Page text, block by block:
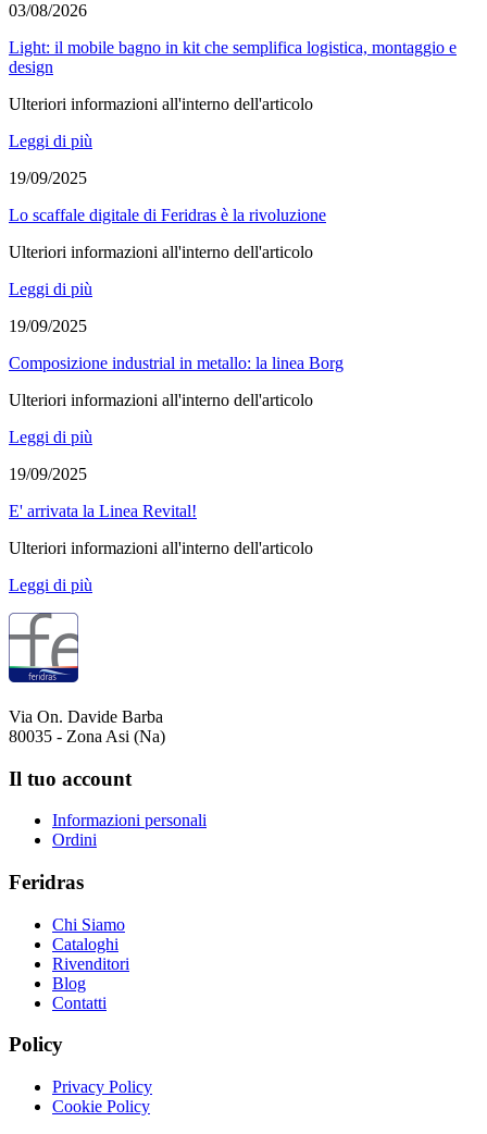
03/08/2026
Light: il mobile bagno in kit che semplifica logistica, montaggio e
design
Ulteriori informazioni all'interno dell'articolo
Leggi di più
19/09/2025
Lo scaffale digitale di Feridras è la rivoluzione
Ulteriori informazioni all'interno dell'articolo
Leggi di più
19/09/2025
Composizione industrial in metallo: la linea Borg
Ulteriori informazioni all'interno dell'articolo
Leggi di più
19/09/2025
E' arrivata la Linea Revital!
Ulteriori informazioni all'interno dell'articolo
Leggi di più
Via On. Davide Barba
80035 - Zona Asi (Na)
Il tuo account
Informazioni personali
Ordini
Feridras
Chi Siamo
Cataloghi
Rivenditori
Blog
Contatti
Policy
Privacy Policy
Cookie Policy